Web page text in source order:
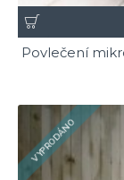
Povlečení
VYPRODÁNO